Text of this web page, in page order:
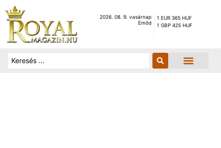
2026. 08. 9. vasárnap
Emőd
1 EUR 365 HUF
1 GBP 425 HUF